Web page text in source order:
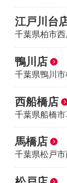
江戸川台
千葉県柏市
鴨川店
千葉県鴨川
西船橋店
千葉県船橋
馬橋店
千葉県松戸